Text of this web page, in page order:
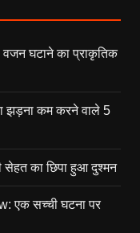
घटाने का प्राकृतिक
झड़ना कम करने वाले 5
का छिपा हुआ दुश्मन
एक सच्ची घटना पर